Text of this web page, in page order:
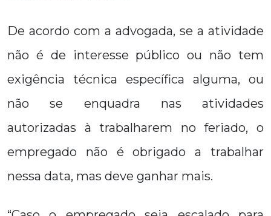
De acordo com a advogada, se a atividade
não é de interesse público ou não tem
exigência técnica específica alguma, ou
não se enquadra nas atividades
autorizadas à trabalharem no feriado, o
empregado não é obrigado a trabalhar
nessa data, mas deve ganhar mais.